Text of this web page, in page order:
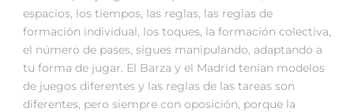
espacios, los tiempos, las reglas, las reglas de
formación individual, los toques, la formación colectiva,
el número de pases, sigues manipulando, adaptando a
tu forma de jugar. El Barza y el Madrid tenían modelos
de juegos diferentes y las reglas de las tareas son
diferentes, pero siempre con oposición, porque la